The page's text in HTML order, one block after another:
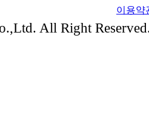
이용약
All Right